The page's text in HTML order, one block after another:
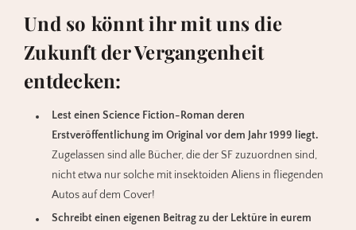
Und so könnt ihr mit uns die
Zukunft der Vergangenheit
entdecken:
Lest einen Science Fiction-Roman deren
Erstveröffentlichung im Original vor dem Jahr 1999 liegt.
Zugelassen sind alle Bücher, die der SF zuzuordnen sind,
nicht etwa nur solche mit insektoiden Aliens in fliegenden
Autos auf dem Cover!
Schreibt einen eigenen Beitrag zu der Lektüre in eurem